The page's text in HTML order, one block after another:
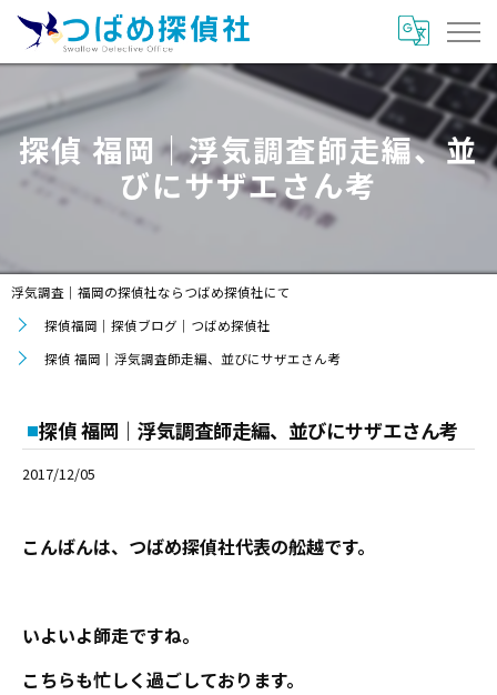
探偵 福岡｜浮気調査師走編、並
びにサザエさん考
浮気調査｜福岡の探偵社ならつばめ探偵社にて
探偵福岡｜探偵ブログ｜つばめ探偵社
探偵 福岡｜浮気調査師走編、並びにサザエさん考
探偵 福岡｜浮気調査師走編、並びにサザエさん考
2017/12/05
こんばんは、つばめ探偵社代表の舩越です。
いよいよ師走ですね。
こちらも忙しく過ごしております。